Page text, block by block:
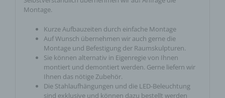
Montage.
Kurze Aufbauzeiten durch einfache Montage
Auf Wunsch übernehmen wir auch gerne die
Montage und Befestigung der Raumskulpturen.
Sie können alternativ in Eigenregie von Ihnen
montiert und demontiert werden. Gerne liefern wir
Ihnen das nötige Zubehör.
Die Stahlaufhängungen und die LED-Beleuchtung
sind exklusive und können dazu bestellt werden